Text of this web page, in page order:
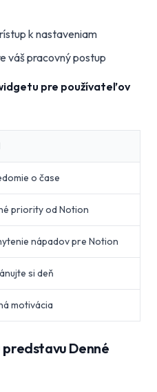
k nastaveniam
váš pracovný postup
pre používateľov
o čase
priority od Notion
nápadov pre Notion
si deň
motivácia
Denné